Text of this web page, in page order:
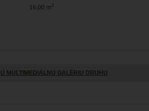
16,00 m2
MULTIMEDIÁLNU GALÉRIU DRUHU